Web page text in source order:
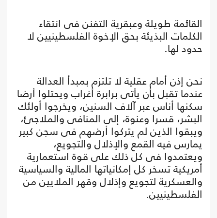
القائمة طويلة وعبقرية التفنن فى انتقاء
الكلمات البذيئة بحق الإخوة الفلسطينيين لا
حدود لها.
نحن إذن أمام عقلية لا تلتزم بمبدأ العدالة
عندما تقبل بأن يأتى برابرة أغراب ويحتلوا أرضا
سكنها أناس عبر آلاف السنين، ويخرجوا أولئك
البشر، قسرا وعنوة، إلى المنافى والملاجئ،
ويبقوا الذين لم يتركوا أرضهم فى سجن كبير
يمارس فيه القمع والإذلال والتجويع،
ويعتمدوا فى كل ذلك على قوة استعمارية
أمريكية تسخر كل إمكانياتها المالية والسياسية
والعسكرية لتجويع وإذلال وقهر الملايين من
الفلسطينيين.